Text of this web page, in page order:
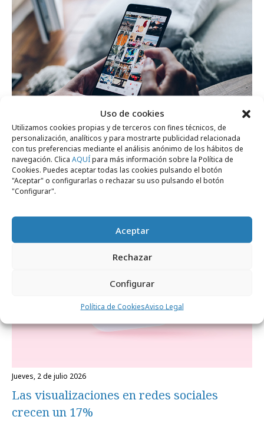
Uso de cookies
Utilizamos cookies propias y de terceros con fines técnicos, de
personalización, analíticos y para mostrarte publicidad relacionada
con tus preferencias mediante el análisis anónimo de los hábitos de
navegación. Clica AQUÍpara más información sobre la Política de
Cookies. Puedes aceptar todas las cookies pulsando el botón
"Aceptar" o configurarlas o rechazar su uso pulsando el botón
"Configurar".
Aceptar
Rechazar
Configurar
Política de CookiesAviso Legal
miércoles, 22 de julio 2026
1 de cada 4 usuarios de redes compra
directamente dentro de ellas
Formación y estudios
jueves, 2 de julio 2026
Las visualizaciones en redes sociales
crecen un 17%